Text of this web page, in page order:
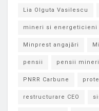
Lia Olguta Vasilescu
mineri si energeticieni
Minprest angajări
pensii pensii mineri
PNRR Carbune
restructurare CEO